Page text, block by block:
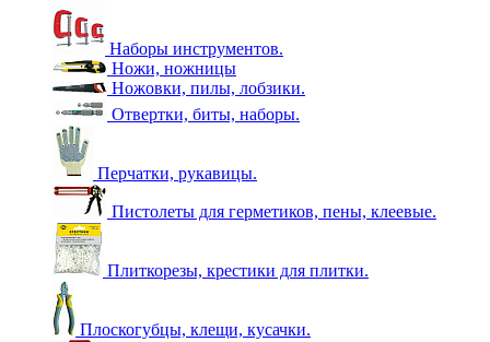
Наборы инструментов.
Ножи, ножницы
Ножовки, пилы, лобзики.
Отвертки, биты, наборы.
Перчатки, рукавицы.
Пистолеты для герметиков, пены, клеевые.
Плиткорезы, крестики для плитки.
Плоскогубцы, клещи, кусачки.